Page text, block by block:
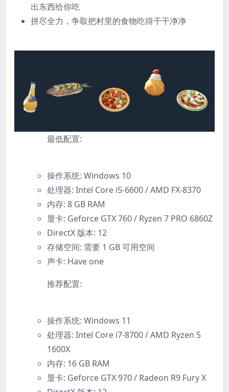
出东西给你吃
拼尽全力，争取把村里的食物吃得干干净净
最低配置:
操作系统: Windows 10
处理器: Intel Core i5-6600 / AMD FX-8370
内存: 8 GB RAM
显卡: Geforce GTX 760 / Ryzen 7 PRO 6860Z
DirectX 版本: 12
存储空间: 需要 1 GB 可用空间
声卡: Have one
推荐配置:
操作系统: Windows 11
处理器: Intel Core i7-8700 / AMD Ryzen 5
1600X
内存: 16 GB RAM
显卡: Geforce GTX 970 / Radeon R9 Fury X